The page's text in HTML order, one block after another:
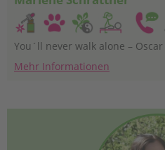
You´ll never walk alone –
Mehr Informationen